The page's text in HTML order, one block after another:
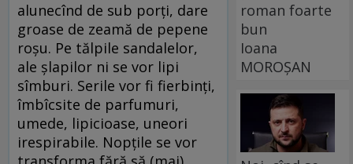
alunecînd de sub porți, dare
groase de zeamă de pepene
roșu. Pe tălpile sandalelor,
ale șlapilor ni se vor lipi
sîmburi. Serile vor fi fierbinți,
îmbîcsite de parfumuri,
umede, lipicioase, uneori
irespirabile. Nopțile se vor
roman foarte
bun
Ioana
MOROȘAN